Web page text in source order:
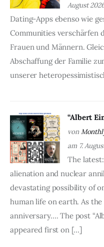
August
Dating-Apps ebenso wie
Communities verschärfen
Frauen und Männern.
Abschaffung der Familie
unserer
“Albert
von
am 7.
The
alienation and nuclear
devastating possibility of
human life on earth. As
anniversary…. The post
appeared first on […]